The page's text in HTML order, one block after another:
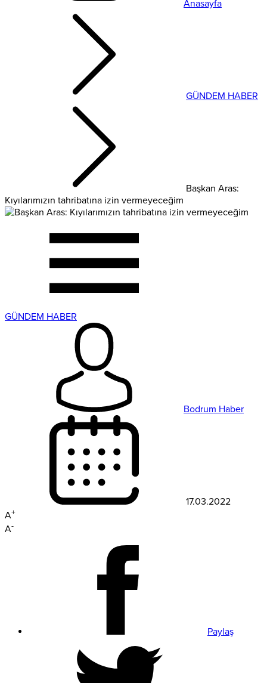
Anasayfa
GÜNDEM HABER
Başkan Aras:
Kıyılarımızın tahribatına izin vermeyeceğim
GÜNDEM HABER
Bodrum Haber
17.03.2022
A+
A-
Paylaş